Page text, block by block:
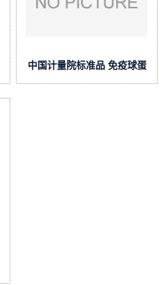
中国计量院标准品 免疫球蛋
白E(IgE)系列(液体)标准物质